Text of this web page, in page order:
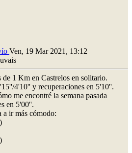
Ven, 19 Mar 2021, 13:12
1 Km en Castrelos en solitario.
4'10'' y recuperaciones en 5'10''.
me encontré la semana pasada
en 5'00''.
a ir más cómodo: